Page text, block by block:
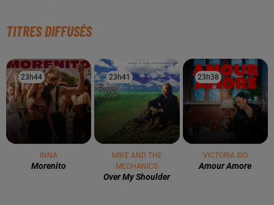
À LA UNE
3 août 2026
Gagnez vos pass de 2h à Calicéo !